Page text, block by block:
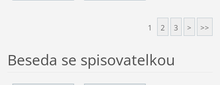
1 2 3 > >>
Beseda se spisovatelkou